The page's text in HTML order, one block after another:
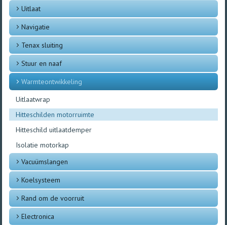
Uitlaat
Navigatie
Tenax sluiting
Stuur en naaf
Warmteontwikkeling
Uitlaatwrap
Hitteschilden motorruimte
Hitteschild uitlaatdemper
Isolatie motorkap
Vacuümslangen
Koelsysteem
Rand om de voorruit
Electronica